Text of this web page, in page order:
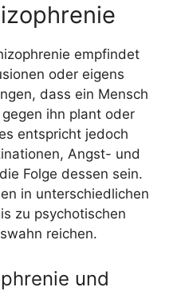
empfindet
oder eigens
dass ein Mensch
ihn plant oder
entspricht jedoch
Angst- und
Folge dessen sein.
in unterschiedlichen
zu psychotischen
reichen.
und